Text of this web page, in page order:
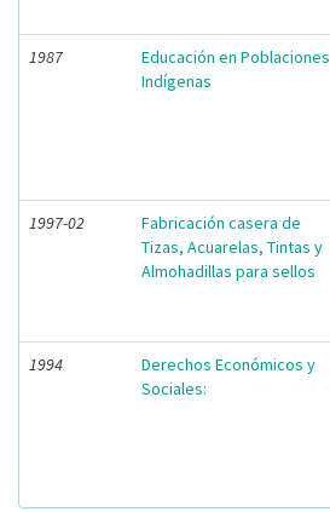
1987
Educación en Poblaciones
Indígenas
1997-02
Fabricación casera de
Tizas, Acuarelas, Tintas y
Almohadillas para sellos
1994
Derechos Económicos y
Sociales: